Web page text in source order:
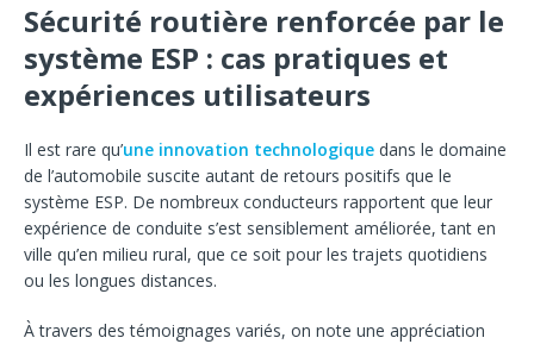
Sécurité routière renforcée par le
système ESP : cas pratiques et
expériences utilisateurs
Il est rare qu’une innovation technologique dans le domaine
de l’automobile suscite autant de retours positifs que le
système ESP. De nombreux conducteurs rapportent que leur
expérience de conduite s’est sensiblement améliorée, tant en
ville qu’en milieu rural, que ce soit pour les trajets quotidiens
ou les longues distances.
À travers des témoignages variés, on note une appréciation